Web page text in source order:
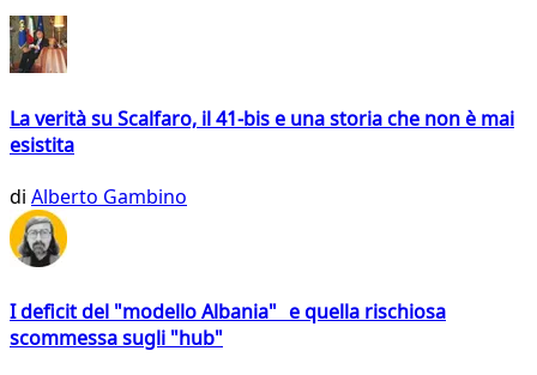
La verità su Scalfaro, il 41-bis e una storia che non è mai
esistita
di Alberto Gambino
I deficit del "modello Albania" e quella rischiosa
scommessa sugli "hub"